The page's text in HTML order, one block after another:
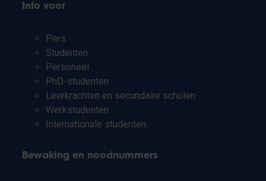
Info voor
Pers
Studenten
Personeel
PhD-studenten
Leerkrachten en secundaire scholen
Werkstudenten
Internationale studenten
Bewaking en noodnummers